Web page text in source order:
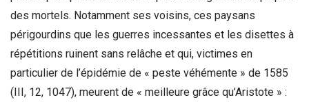
des mortels. Notamment ses voisins, ces paysans
périgourdins que les guerres incessantes et les disettes à
répétitions ruinent sans relâche et qui, victimes en
particulier de l’épidémie de « peste véhémente » de 1585
(III, 12, 1047), meurent de « meilleure grâce qu’Aristote » :